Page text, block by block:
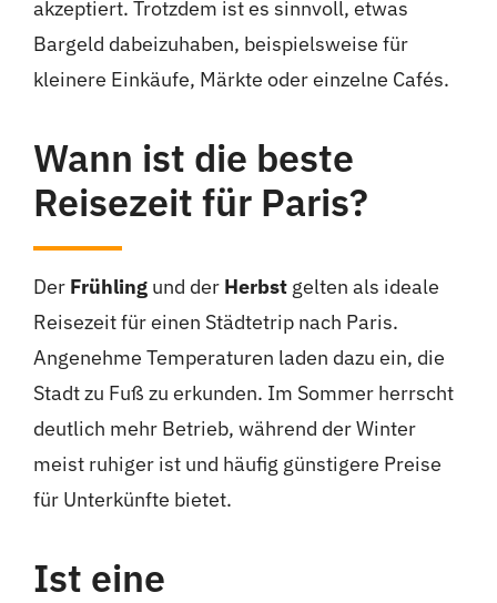
akzeptiert. Trotzdem ist es sinnvoll, etwas
Bargeld dabeizuhaben, beispielsweise für
kleinere Einkäufe, Märkte oder einzelne Cafés.
Wann ist die beste
Reisezeit für Paris?
Der Frühlingund der Herbstgelten als ideale
Reisezeit für einen Städtetrip nach Paris.
Angenehme Temperaturen laden dazu ein, die
Stadt zu Fuß zu erkunden. Im Sommer herrscht
deutlich mehr Betrieb, während der Winter
meist ruhiger ist und häufig günstigere Preise
für Unterkünfte bietet.
Ist eine